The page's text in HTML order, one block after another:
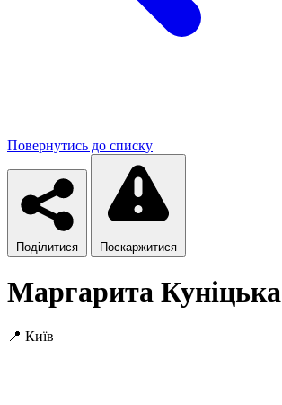
Повернутись до списку
Поділитися Поскаржитися
Маргарита Куніцька
📍 Київ